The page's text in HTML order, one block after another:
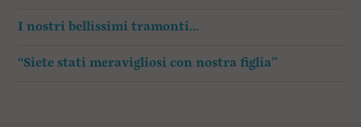
I nostri bellissimi tramonti…
“Siete stati meravigliosi con nostra figlia”